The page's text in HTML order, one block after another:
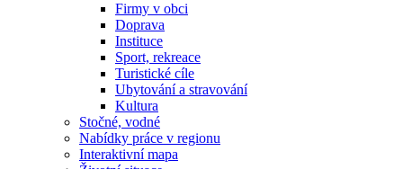
Firmy v obci
Doprava
Instituce
Sport, rekreace
Turistické cíle
Ubytování a stravování
Kultura
Stočné, vodné
Nabídky práce v regionu
Interaktivní mapa